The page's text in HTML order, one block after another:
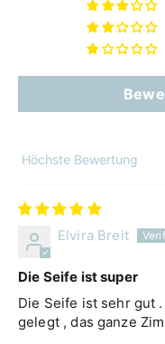
Sort by
Elvira Breit
Die Seife ist super
Die Seife ist sehr gut
gelegt , das ganze